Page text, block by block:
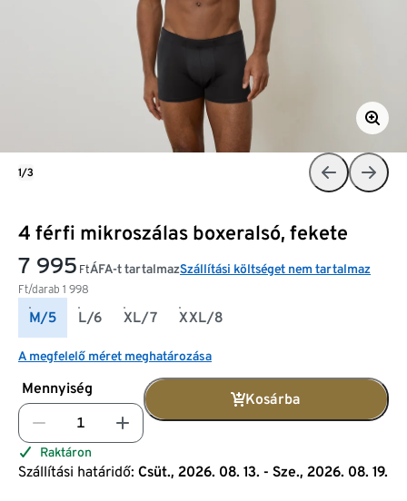
4 férfi mikroszálas boxeralsó, fekete
7 995 Ft
Ft/darab 1 998
ÁFA-t tartalmazSzállítási költséget nem tartalmaz
M/5 L/6 XL/7 XXL/8
A megfelelő méret meghatározása
Mennyiség
Kosárba
Raktáron
Szállítási határidő: Csüt., 2026. 08. 13. - Sze., 2026. 08. 19.
1/3